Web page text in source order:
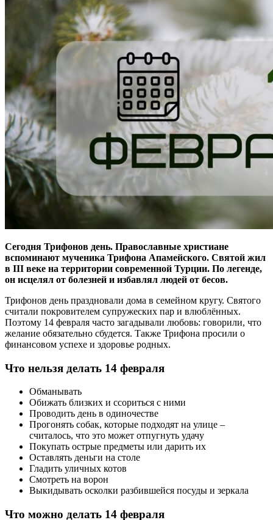
Сегодня Трифонов день. Православные христиане
вспоминают мученика Трифона Апамейского. Святой жил
в III веке на территории современной Турции. По легенде,
он исцелял от болезней и избавлял людей от бесов.
Трифонов день праздновали дома в семейном кругу. Святого
считали покровителем супружеских пар и влюблённых.
Поэтому 14 февраля часто загадывали любовь: говорили, что
желание обязательно сбудется. Также Трифона просили о
финансовом успехе и здоровье родных.
Что нельзя делать 14 февраля
Обманывать
Обижать близких и ссориться с ними
Проводить день в одиночестве
Прогонять собак, которые подходят на улице –
считалось, что это может отпугнуть удачу
Покупать острые предметы или дарить их
Оставлять деньги на столе
Гладить уличных котов
Смотреть на ворон
Выкидывать осколки разбившейся посуды и зеркала
Что можно делать 14 февраля